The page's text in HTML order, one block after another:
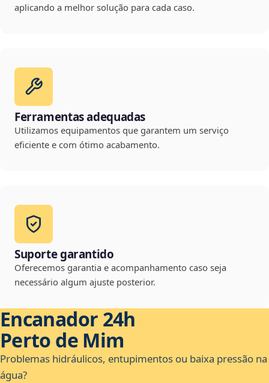
aplicando a melhor solução para cada caso.
Ferramentas adequadas
Utilizamos equipamentos que garantem um serviço
eficiente e com ótimo acabamento.
Suporte garantido
Oferecemos garantia e acompanhamento caso seja
necessário algum ajuste posterior.
Encanador 24h
Perto de Mim
Problemas hidráulicos, entupimentos ou baixa pressão na
água?